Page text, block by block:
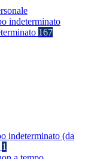
indeterminato
167
indeterminato (da
1